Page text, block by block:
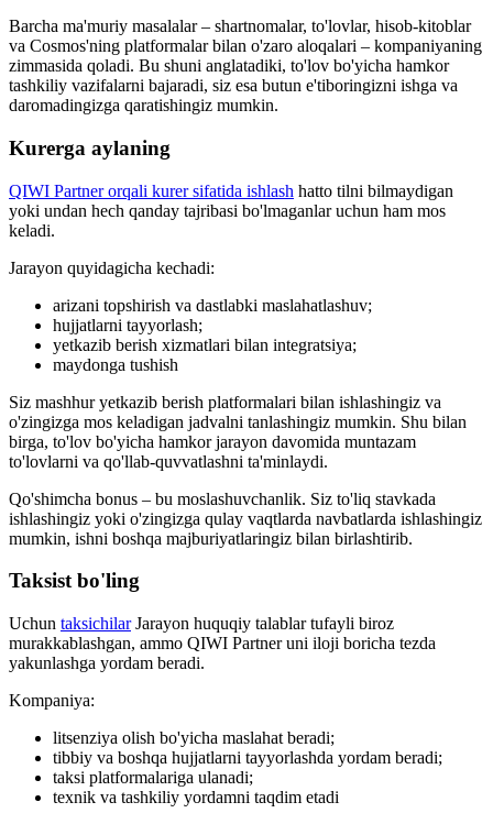
Barcha ma'muriy masalalar – shartnomalar, to'lovlar, hisob-kitoblar
va Cosmos'ning platformalar bilan o'zaro aloqalari – kompaniyaning
zimmasida qoladi. Bu shuni anglatadiki, to'lov bo'yicha hamkor
tashkiliy vazifalarni bajaradi, siz esa butun e'tiboringizni ishga va
daromadingizga qaratishingiz mumkin.
Kurerga aylaning
QIWI Partner orqali kurer sifatida ishlash hatto tilni bilmaydigan
yoki undan hech qanday tajribasi bo'lmaganlar uchun ham mos
keladi.
Jarayon quyidagicha kechadi:
arizani topshirish va dastlabki maslahatlashuv;
hujjatlarni tayyorlash;
yetkazib berish xizmatlari bilan integratsiya;
maydonga tushish
Siz mashhur yetkazib berish platformalari bilan ishlashingiz va
o'zingizga mos keladigan jadvalni tanlashingiz mumkin. Shu bilan
birga, to'lov bo'yicha hamkor jarayon davomida muntazam
to'lovlarni va qo'llab-quvvatlashni ta'minlaydi.
Qo'shimcha bonus – bu moslashuvchanlik. Siz to'liq stavkada
ishlashingiz yoki o'zingizga qulay vaqtlarda navbatlarda ishlashingiz
mumkin, ishni boshqa majburiyatlaringiz bilan birlashtirib.
Taksist bo'ling
Uchun taksichilarJarayon huquqiy talablar tufayli biroz
murakkablashgan, ammo QIWI Partner uni iloji boricha tezda
yakunlashga yordam beradi.
Kompaniya:
litsenziya olish bo'yicha maslahat beradi;
tibbiy va boshqa hujjatlarni tayyorlashda yordam beradi;
taksi platformalariga ulanadi;
texnik va tashkiliy yordamni taqdim etadi